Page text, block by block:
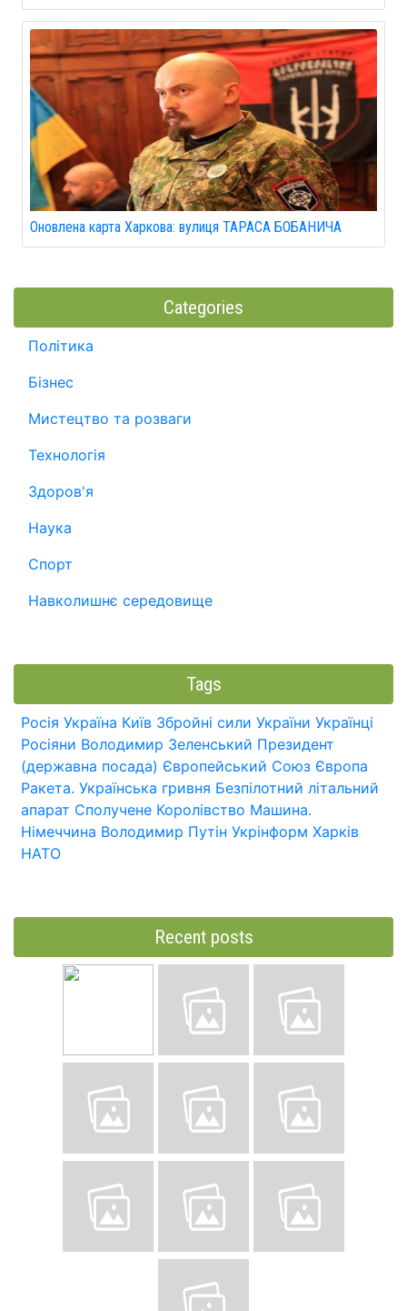
Оновлена карта Харкова: вулиця ТАРАСА БОБАНИЧА
Categories
Політика
Бізнес
Мистецтво та розваги
Технологія
Здоров'я
Наука
Спорт
Навколишнє середовище
Tags
Росія Україна Київ Збройні сили України Українці
Росіяни Володимир Зеленський Президент
(державна посада) Європейський Союз Європа
Ракета. Українська гривня Безпілотний літальний
апарат Сполучене Королівство Машина.
Німеччина Володимир Путін Укрінформ Харків
НАТО
Recent posts